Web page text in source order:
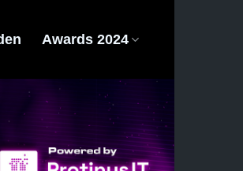
Awards 2024